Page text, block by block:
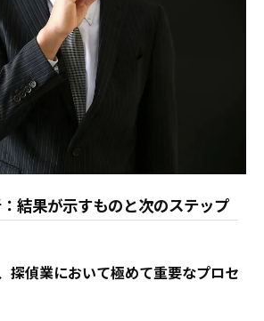
結果が示すものと次のステップ
探偵業において極めて重要なプロセ